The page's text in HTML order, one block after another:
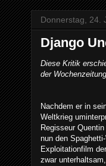
Donnerstag, 24.
Django
Diese Kritik
der Wochenzeitung
Nachdem er in
Weltkrieg
Regisseur
nun den
Exploitationfilm
zwar